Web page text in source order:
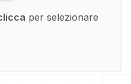
per selezionare